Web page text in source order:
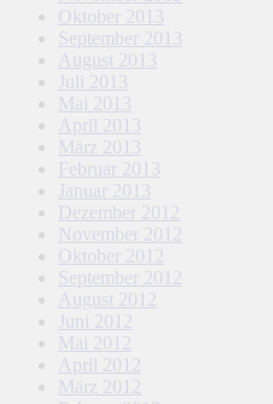
Oktober 2013
September 2013
August 2013
Juli 2013
Mai 2013
April 2013
März 2013
Februar 2013
Januar 2013
Dezember 2012
November 2012
Oktober 2012
September 2012
August 2012
Juni 2012
Mai 2012
April 2012
März 2012